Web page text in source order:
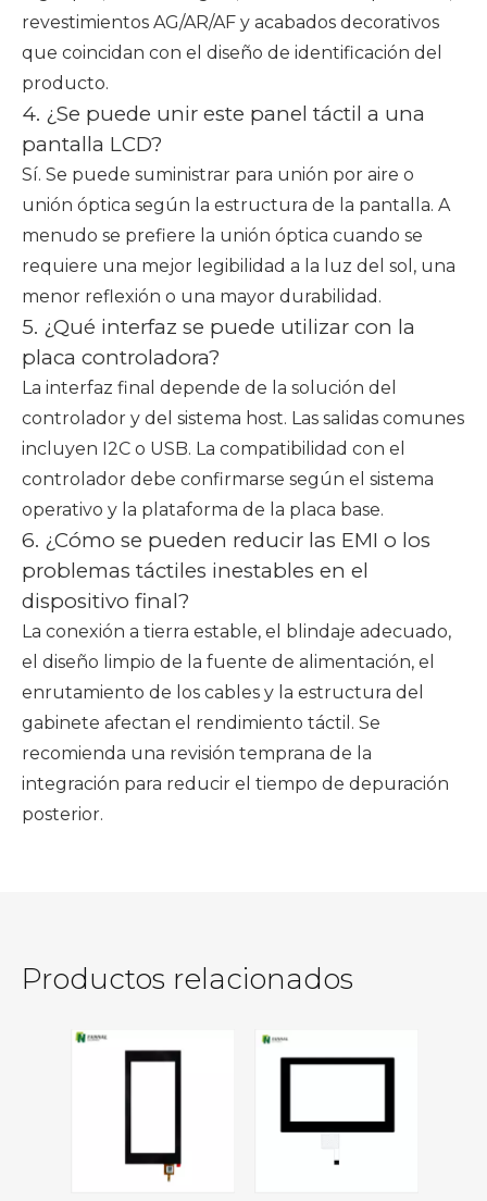
revestimientos AG/AR/AF y acabados decorativos
que coincidan con el diseño de identificación del
producto.
4. ¿Se puede unir este panel táctil a una
pantalla LCD?
Sí. Se puede suministrar para unión por aire o
unión óptica según la estructura de la pantalla. A
menudo se prefiere la unión óptica cuando se
requiere una mejor legibilidad a la luz del sol, una
menor reflexión o una mayor durabilidad.
5. ¿Qué interfaz se puede utilizar con la
placa controladora?
La interfaz final depende de la solución del
controlador y del sistema host. Las salidas comunes
incluyen I2C o USB. La compatibilidad con el
controlador debe confirmarse según el sistema
operativo y la plataforma de la placa base.
6. ¿Cómo se pueden reducir las EMI o los
problemas táctiles inestables en el
dispositivo final?
La conexión a tierra estable, el blindaje adecuado,
el diseño limpio de la fuente de alimentación, el
enrutamiento de los cables y la estructura del
gabinete afectan el rendimiento táctil. Se
recomienda una revisión temprana de la
integración para reducir el tiempo de depuración
posterior.
Productos relacionados